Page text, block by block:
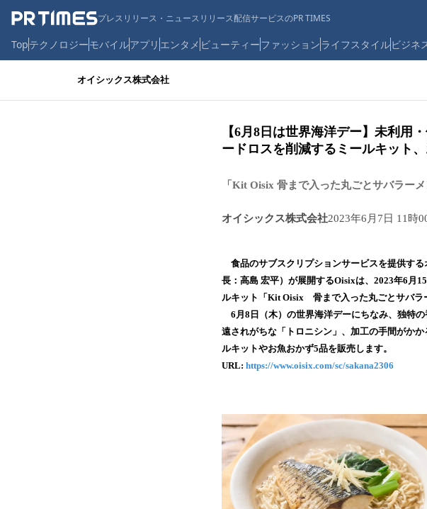
プレスリリース・ニュースリリース配信サービスのPR TIMES
Topテクノロジーモバイルアプリ エンタメ ビューティーファッションライフスタイルビジネ
オイシックス株式会社
【6月8日は世界海洋デー】未利
ードロスを削減するミールキット
「Kit Oisix 骨まで入った丸ごとサバラー
オイシックス株式会社2023年6月7日 11時
食品のサブスクリプションサービスを提供す
長：高島 宏平）が展開するOisixは、2023年6月
ルキット「Kit Oisix 骨まで入った丸ごとサバラ
6月8日（木）の世界海洋デーにちなみ、独特
遠されがちな「トロニシン」、加工の手間がか
ルキットやお魚おかず5品を販売します。
URL: https://www.oisix.com/sc/sakana2306